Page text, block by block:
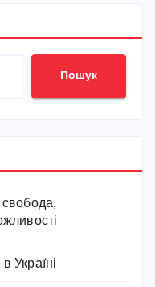
Пошук
свобода,
Україні